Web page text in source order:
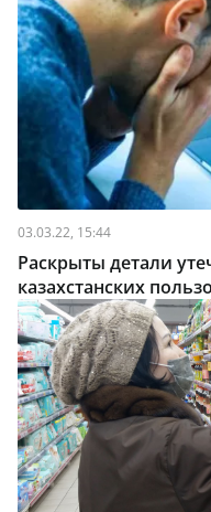
03.03.22, 15:44
Раскрыты детали
казахстанских